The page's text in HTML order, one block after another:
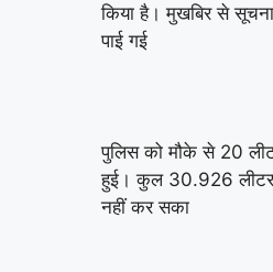
किया है। मुखबिर से
पाई गई
पुलिस को मौके से 20
हुई। कुल 30.926 लीटर
नहीं कर सका